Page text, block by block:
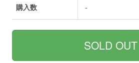
購入数 -